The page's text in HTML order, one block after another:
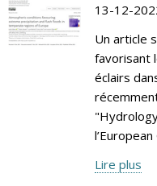
13-12-
Un article
favorisant
éclairs
Lire plus